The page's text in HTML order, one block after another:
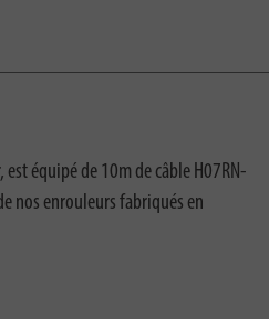
équipé de 10m de câble H07RN-
nos enrouleurs fabriqués en